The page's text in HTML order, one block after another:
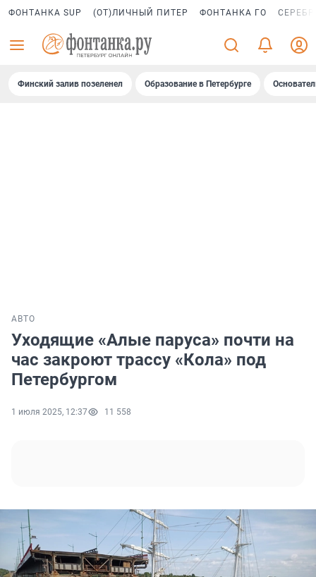
ФОНТАНКА SUP (ОТ)ЛИЧНЫЙ ПИТЕР ФОНТАНКА ГО
Финский залив позеленел Образование в Петербурге
АВТО
Уходящие «Алые паруса» почти на
час закроют трассу «Кола» под
Петербургом
1 июля 2025, 12:37 11 558